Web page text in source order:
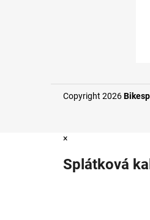
Copyright 2026
×
Splátková